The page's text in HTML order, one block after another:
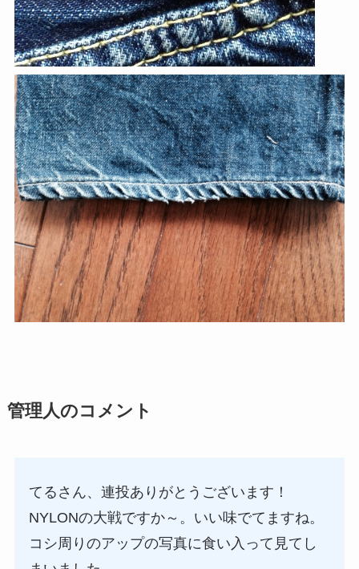
管理人のコメント
てるさん、連投ありがとうございます！
NYLONの大戦ですか～。いい味でてますね。
コシ周りのアップの写真に食い入って見てし